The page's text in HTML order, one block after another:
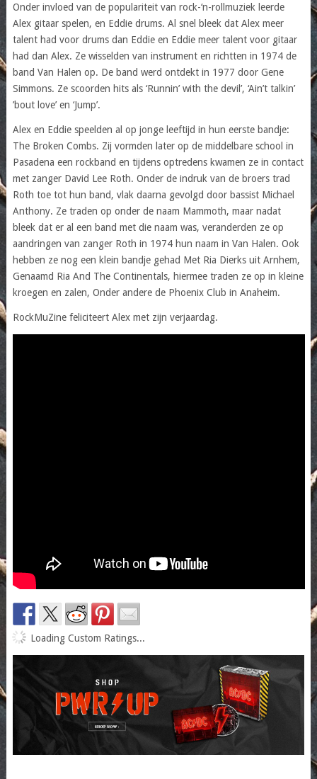
Onder invloed van de populariteit van rock-‘n-rollmuziek leerde
Alex gitaar spelen, en Eddie drums. Al snel bleek dat Alex meer
talent had voor drums dan Eddie en Eddie meer talent voor gitaar
had dan Alex. Ze wisselden van instrument en richtten in 1974 de
band Van Halen op. De band werd ontdekt in 1977 door Gene
Simmons. Ze scoorden hits als ‘Runnin’ with the devil’, ‘Ain’t talkin’
’bout love’ en ‘Jump’.
Alex en Eddie speelden al op jonge leeftijd in hun eerste bandje:
The Broken Combs. Zij vormden later op de middelbare school in
Pasadena een rockband en tijdens optredens kwamen ze in contact
met zanger David Lee Roth. Onder de indruk van de broers trad
Roth toe tot hun band, vlak daarna gevolgd door bassist Michael
Anthony. Ze traden op onder de naam Mammoth, maar nadat
bleek dat er al een band met die naam was, veranderden ze op
aandringen van zanger Roth in 1974 hun naam in Van Halen. Ook
hebben ze nog een klein bandje gehad Met Ria Dierks uit Arnhem,
Genaamd Ria And The Continentals, hiermee traden ze op in kleine
kroegen en zalen, Onder andere de Phoenix Club in Anaheim.
RockMuZine feliciteert Alex met zijn verjaardag.
Loading Custom Ratings...